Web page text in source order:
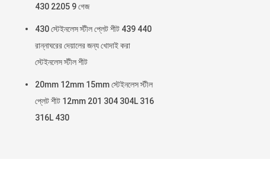
430 2205 9 গেজ
430 স্টেইনলেস স্টীল প্লেট শীট 439 440
রান্নাঘরের দেয়ালের জন্য খোদাই করা
স্টেইনলেস স্টীল শীট
20mm 12mm 15mm স্টেইনলেস স্টীল
প্লেট শীট 12mm 201 304 304L 316
316L 430